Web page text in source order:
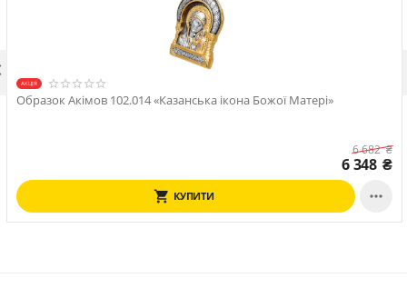
АКЦІЯ
Образок Акімов 102.014 «Казанська ікона Божої Матері»
6 682₴
6 348 ₴
КУПИТИ 